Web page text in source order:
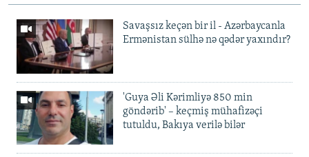
Savaşsız keçən bir il - Azərbaycanla
Ermənistan sülhə nə qədər yaxındır?
'Guya Əli Kərimliyə 850 min
göndərib' – keçmiş mühafizəçi
tutuldu, Bakıya verilə bilər